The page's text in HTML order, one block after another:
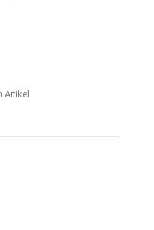
Artikel